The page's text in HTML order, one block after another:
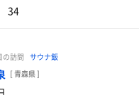
(ほうれん草tp)
てました🍚
る一幕も。
からの強めの風がとても心
な気分で2セット。
がら礼服のままいざ青森へ。
青森大勝軒本店へ。
食べたので、今回はノーマル
美味いぞ〜っ！
34
の訪問 サウナ飯
[ 青森県 ]